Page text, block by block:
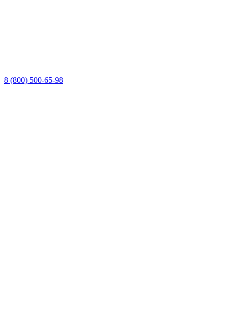
8 (800) 500-65-98